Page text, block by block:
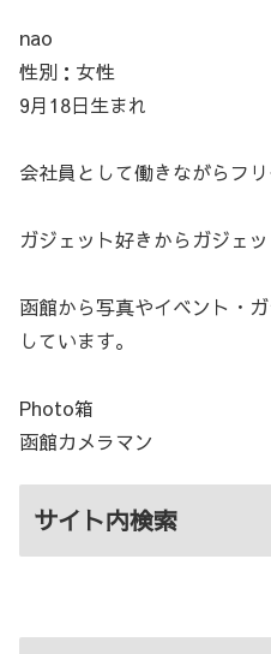
nao
性別：女性
9月18日生まれ
会社員として働きながらフ
ガジェット好きからガジェ
函館から写真やイベント・
しています。
Photo箱
函館カメラマン
サイト内検索